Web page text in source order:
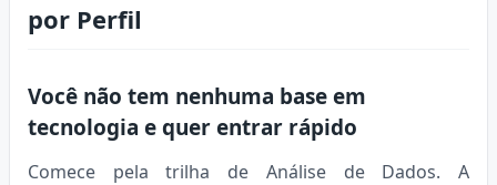
por Perfil
Você não tem nenhuma base em
tecnologia e quer entrar rápido
Comece pela trilha de Análise de Dados. A